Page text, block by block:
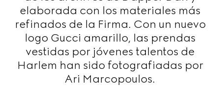
elaborada con los materiales más
refinados de la Firma. Con un nuevo
logo Gucci amarillo, las prendas
vestidas por jóvenes talentos de
Harlem han sido fotografiadas por
Ari Marcopoulos.